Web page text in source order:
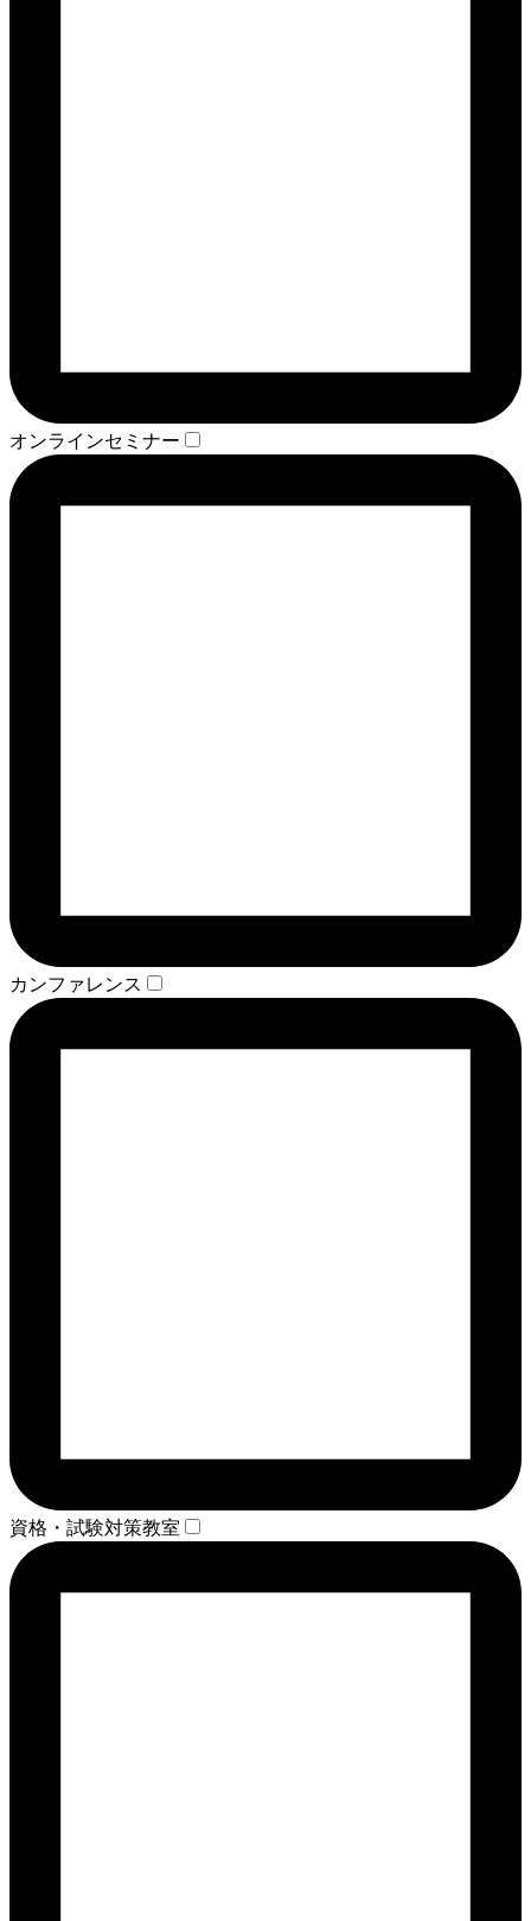
オンラインセミナー
カンファレンス
資格・試験対策教室